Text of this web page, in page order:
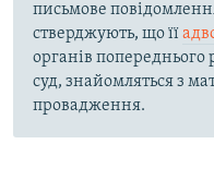
письмове
стверджують, що її
органів попереднього
суд, знайомляться з
провадження.